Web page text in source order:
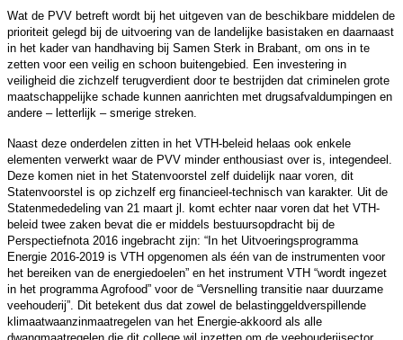
Wat de PVV betreft wordt bij het uitgeven van de beschikbare middelen de
prioriteit gelegd bij de uitvoering van de landelijke basistaken en daarnaast
in het kader van handhaving bij Samen Sterk in Brabant, om ons in te
zetten voor een veilig en schoon buitengebied. Een investering in
veiligheid die zichzelf terugverdient door te bestrijden dat criminelen grote
maatschappelijke schade kunnen aanrichten met drugsafvaldumpingen en
andere – letterlijk – smerige streken.
Naast deze onderdelen zitten in het VTH-beleid helaas ook enkele
elementen verwerkt waar de PVV minder enthousiast over is, integendeel.
Deze komen niet in het Statenvoorstel zelf duidelijk naar voren, dit
Statenvoorstel is op zichzelf erg financieel-technisch van karakter. Uit de
Statenmededeling van 21 maart jl. komt echter naar voren dat het VTH-
beleid twee zaken bevat die er middels bestuursopdracht bij de
Perspectiefnota 2016 ingebracht zijn: “In het Uitvoeringsprogramma
Energie 2016-2019 is VTH opgenomen als één van de instrumenten voor
het bereiken van de energiedoelen” en het instrument VTH “wordt ingezet
in het programma Agrofood” voor de “Versnelling transitie naar duurzame
veehouderij”. Dit betekent dus dat zowel de belastinggeldverspillende
klimaatwaanzinmaatregelen van het Energie-akkoord als alle